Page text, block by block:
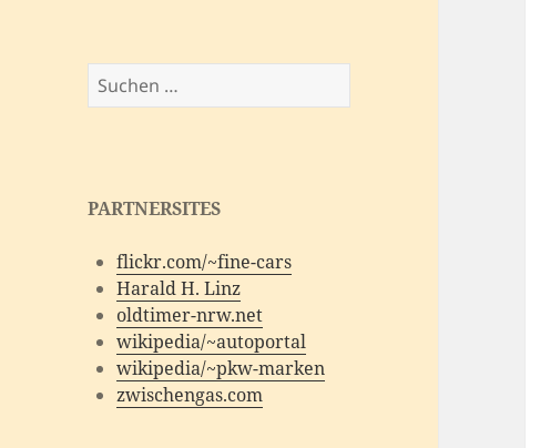
Suchen
nach:
PARTNERSITES
flickr.com/~fine-cars
Harald H. Linz
oldtimer-nrw.net
wikipedia/~autoportal
wikipedia/~pkw-marken
zwischengas.com